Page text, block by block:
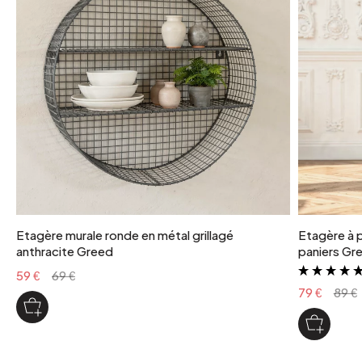
Etagère murale ronde en métal grillagé
anthracite Greed
59 €
69 €
Etagère à
paniers
79 € 89 €